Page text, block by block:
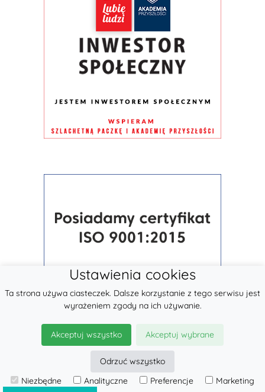
© 2026LennyLamb sp. z o.o.
Ustawienia cookies
Ta strona używa ciasteczek. Dalsze korzystanie z tego serwisu jest
wyrażeniem zgody na ich używanie.
Akceptuj wszystko Akceptuj wybrane
Odrzuć wszystko
Niezbędne
Analityczne Preferencje Marketing